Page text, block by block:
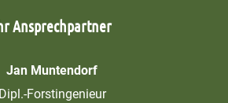
Ansprechpartner
Jan Muntendorf
Dipl.-Forstingenieur